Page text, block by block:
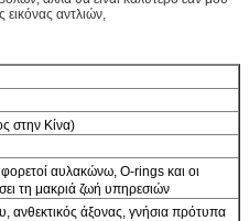
εικόνας αντλιών,
στην Κίνα)
φορετοί αυλακώνω, O-rings και οι
τη μακριά ζωή υπηρεσιών
ανθεκτικός άξονας, γνήσια πρότυπα